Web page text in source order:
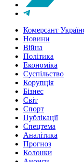
Комерсант
Новини
Війна
Політика
Економіка
Суспільство
Корупція
Бізнес
Світ
Спорт
Публікації
Спецтема
Аналітика
Прогноз
Колонки